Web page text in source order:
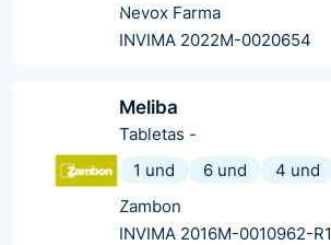
Nevox Farma
INVIMA 2022M-0020654
Meliba
Tabletas -
1 und
6 und 4 und
Zambon
INVIMA 2016M-0010962-R1